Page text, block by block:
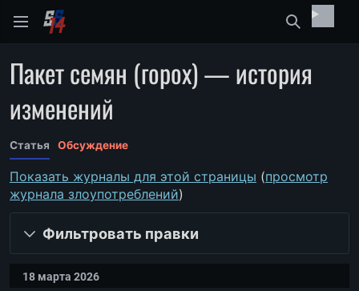
Найти
Пакет семян (горох) — история
изменений
Статья Обсуждение
Показать журналы для этой страницы (просмотр
журнала злоупотреблений)
Фильтровать правки
18 марта 2026